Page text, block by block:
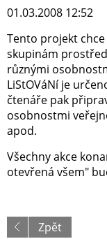
01.03.2008 12:52
Tento projekt
skupinám
různými
LiStOVáNí je
čtenáře pak
osobnostmi
apod.
Všechny akce
otevřená všem"
Zpět